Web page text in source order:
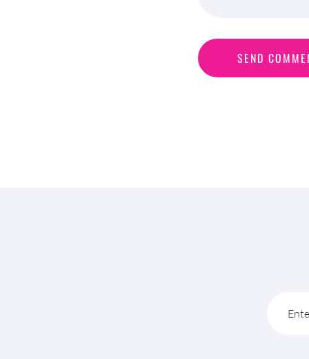
SEND COMME
SEND